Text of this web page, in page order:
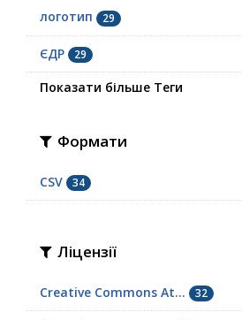
логотип 29
ЄДР 29
Показати більше Теги
Формати
CSV 34
Ліцензії
Creative Commons At... 32